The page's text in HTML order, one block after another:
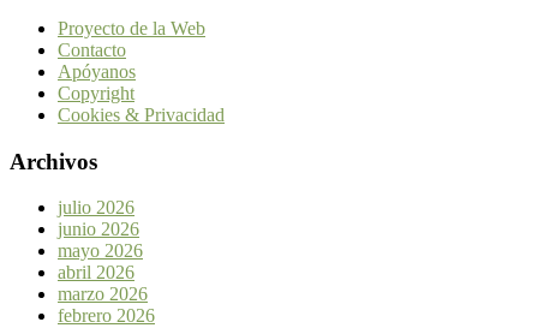
Proyecto de la Web
Contacto
Apóyanos
Copyright
Cookies & Privacidad
Archivos
julio 2026
junio 2026
mayo 2026
abril 2026
marzo 2026
febrero 2026